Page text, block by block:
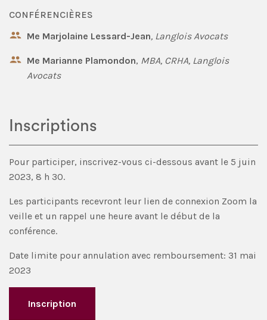
CONFÉRENCIÈRES
Me Marjolaine Lessard-Jean, Langlois Avocats
Me Marianne Plamondon, MBA, CRHA, Langlois
Avocats
Inscriptions
Pour participer, inscrivez-vous ci-dessous avant le 5 juin
2023, 8 h 30.
Les participants recevront leur lien de connexion Zoom la
veille et un rappel une heure avant le début de la
conférence.
Date limite pour annulation avec remboursement: 31 mai
2023
Inscription